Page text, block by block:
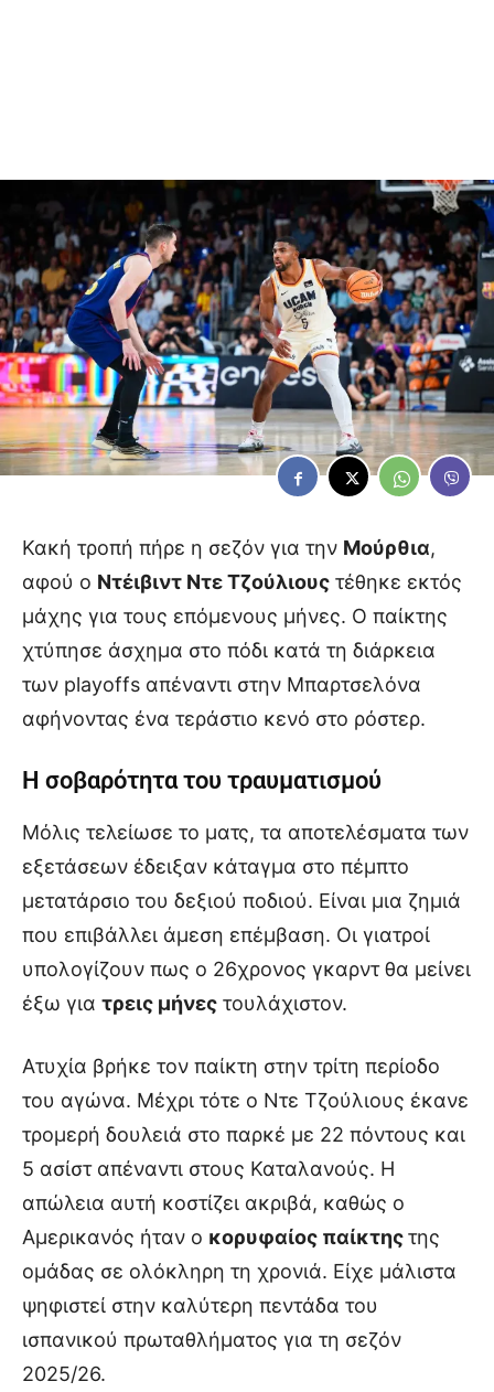
Κακή τροπή πήρε η σεζόν για την Μούρθια,
αφού ο Ντέιβιντ Ντε Τζούλιους τέθηκε εκτός
μάχης για τους επόμενους μήνες. Ο παίκτης
χτύπησε άσχημα στο πόδι κατά τη διάρκεια
των playoffs απέναντι στην Μπαρτσελόνα
αφήνοντας ένα τεράστιο κενό στο ρόστερ.
Η σοβαρότητα του τραυματισμού
Μόλις τελείωσε το ματς, τα αποτελέσματα των
εξετάσεων έδειξαν κάταγμα στο πέμπτο
μετατάρσιο του δεξιού ποδιού. Είναι μια ζημιά
που επιβάλλει άμεση επέμβαση. Οι γιατροί
υπολογίζουν πως ο 26χρονος γκαρντ θα μείνει
έξω για τρεις μήνες τουλάχιστον.
Ατυχία βρήκε τον παίκτη στην τρίτη περίοδο
του αγώνα. Μέχρι τότε ο Ντε Τζούλιους έκανε
τρομερή δουλειά στο παρκέ με 22 πόντους και
5 ασίστ απέναντι στους Καταλανούς. Η
απώλεια αυτή κοστίζει ακριβά, καθώς ο
Αμερικανός ήταν ο κορυφαίος παίκτηςτης
ομάδας σε ολόκληρη τη χρονιά. Είχε μάλιστα
ψηφιστεί στην καλύτερη πεντάδα του
ισπανικού πρωταθλήματος για τη σεζόν
2025/26.